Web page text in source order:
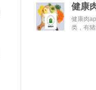
健康肉
类，有